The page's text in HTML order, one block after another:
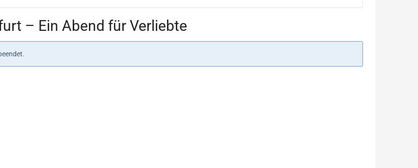
– Ein Abend für Verliebte